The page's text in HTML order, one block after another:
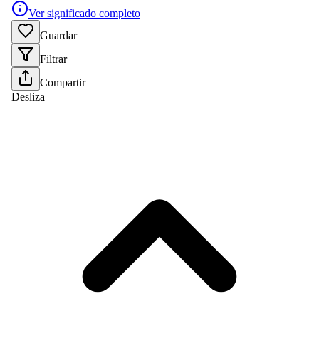
Ver significado completo
Guardar
Filtrar
Compartir
Desliza